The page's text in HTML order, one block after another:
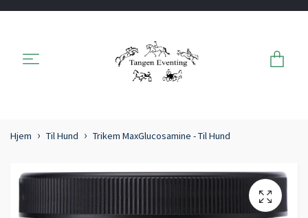
Hjem Til Hund Trikem MaxGlucosamine - Til Hund